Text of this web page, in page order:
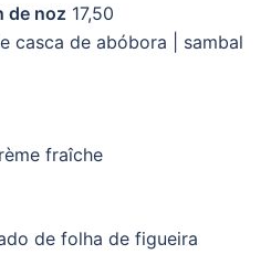
de noz 17,50
casca de abóbora | sambal
fraîche
de folha de figueira